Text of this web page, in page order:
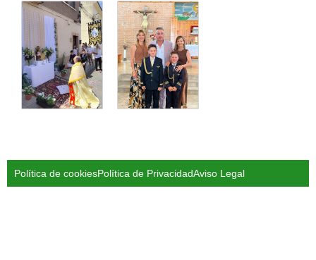
Política de cookiesPolítica de PrivacidadAviso Legal